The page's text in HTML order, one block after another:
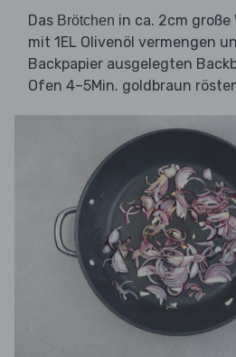
Das Brötchen in ca. 2cm
mit 1EL Olivenöl vermengen
Backpapier ausgelegten
Ofen 4–5Min. goldbraun